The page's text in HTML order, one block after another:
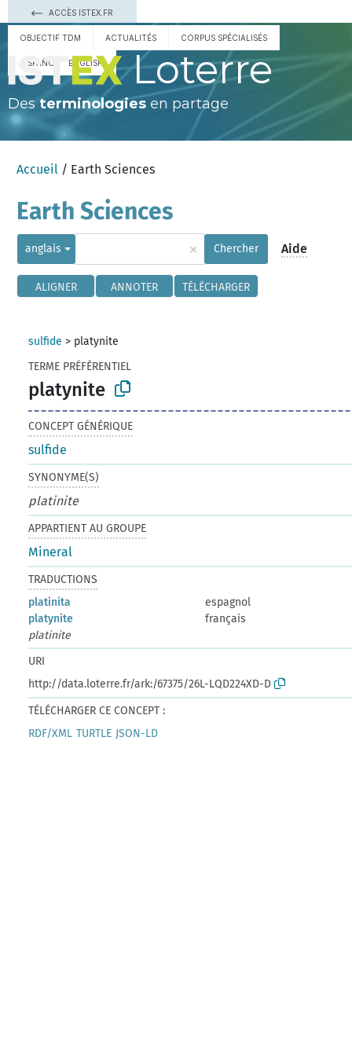
ACCÈS ISTEX.FR
OBJECTIF TDM ACTUALITÉS CORPUS SPÉCIALISÉS
ESPAÑOL ENGLISH Loterre
Des terminologies en partage
Accueil / Earth Sciences
Earth Sciences
anglais × Chercher Aide
ALIGNER ANNOTER TÉLÉCHARGER
sulfide > platynite
TERME PRÉFÉRENTIEL
platynite
CONCEPT GÉNÉRIQUE
sulfide
SYNONYME(S)
platinite
APPARTIENT AU GROUPE
Mineral
TRADUCTIONS
platinita
espagnol
platynite
français
platinite
URI
http://data.loterre.fr/ark:/67375/26L-LQD224XD-D
TÉLÉCHARGER CE CONCEPT :
RDF/XML TURTLE JSON-LD